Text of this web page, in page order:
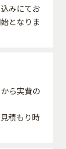
みにてお
となりま
ら実費の
積もり時